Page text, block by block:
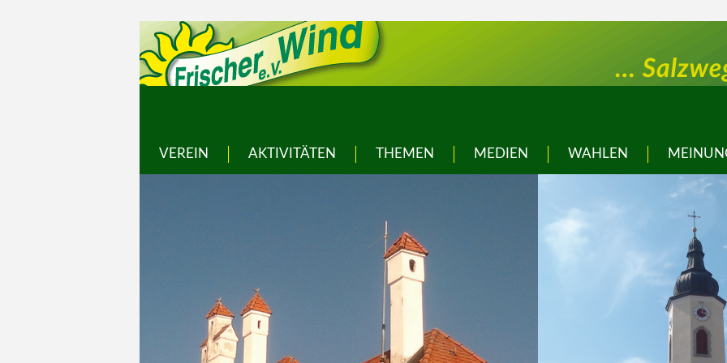
VEREIN AKTIVITÄTEN THEMEN MEDIEN WAHLEN